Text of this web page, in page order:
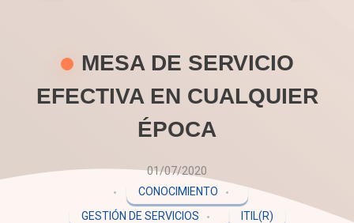
MESA DE SERVICIO
EFECTIVA EN CUALQUIER
ÉPOCA
01/07/2020
CONOCIMIENTO
GESTIÓN DE SERVICIOS
ITIL(R)